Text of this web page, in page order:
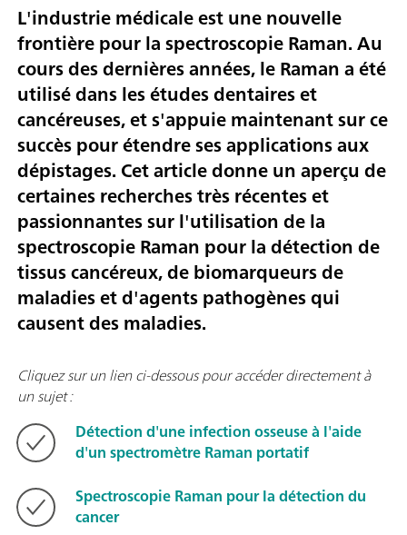
L'industrie médicale est une nouvelle
frontière pour la spectroscopie Raman. Au
cours des dernières années, le Raman a été
utilisé dans les études dentaires et
cancéreuses, et s'appuie maintenant sur ce
succès pour étendre ses applications aux
dépistages. Cet article donne un aperçu de
certaines recherches très récentes et
passionnantes sur l'utilisation de la
spectroscopie Raman pour la détection de
tissus cancéreux, de biomarqueurs de
maladies et d'agents pathogènes qui
causent des maladies.
Cliquez sur un lien ci-dessous pour accéder directement à
un sujet :
Détection d'une infection osseuse à l'aide
d'un spectromètre Raman portatif
Spectroscopie Raman pour la détection du
cancer